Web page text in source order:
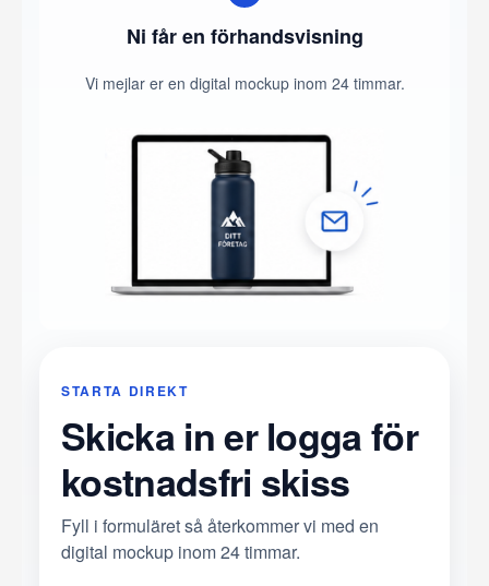
Ni får en förhandsvisning
Vi mejlar er en digital mockup inom 24 timmar.
STARTA DIREKT
Skicka in er logga för
kostnadsfri skiss
Fyll i formuläret så återkommer vi med en
digital mockup inom 24 timmar.